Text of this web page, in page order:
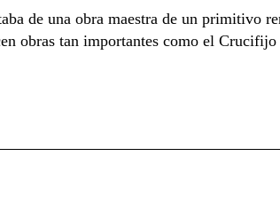
de una obra maestra de un primitivo
obras tan importantes como el